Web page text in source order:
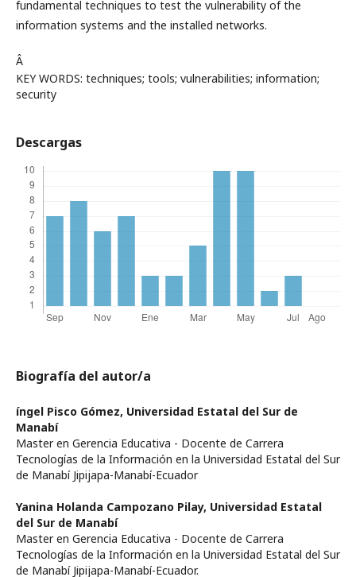
fundamental techniques to test the vulnerability of the
information systems and the installed networks.
Â
KEY WORDS: techniques; tools; vulnerabilities; information;
security
Descargas
Biografía del autor/a
íngel Pisco Gómez, Universidad Estatal del Sur de
Manabí­
Master en Gerencia Educativa - Docente de Carrera
Tecnologí­as de la Información en la Universidad Estatal del Sur
de Manabí­ Jipijapa-Manabí­-Ecuador
Yanina Holanda Campozano Pilay, Universidad Estatal
del Sur de Manabí­
Master en Gerencia Educativa - Docente de Carrera
Tecnologí­as de la Información en la Universidad Estatal del Sur
de Manabí­ Jipijapa-Manabí­-Ecuador.